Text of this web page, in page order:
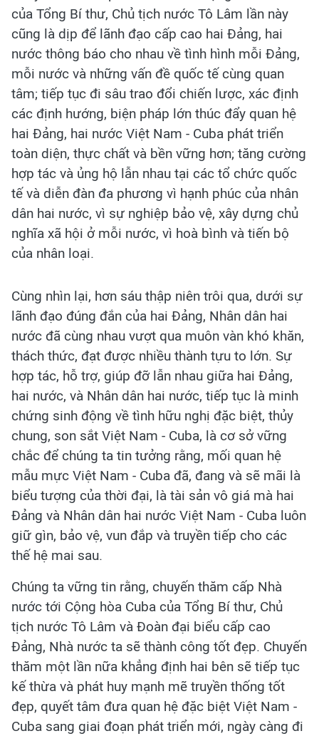
của Tổng Bí thư, Chủ tịch nước Tô Lâm lần này
cũng là dịp để lãnh đạo cấp cao hai Đảng, hai
nước thông báo cho nhau về tình hình mỗi Đảng,
mỗi nước và những vấn đề quốc tế cùng quan
tâm; tiếp tục đi sâu trao đổi chiến lược, xác định
các định hướng, biện pháp lớn thúc đẩy quan hệ
hai Đảng, hai nước Việt Nam - Cuba phát triển
toàn diện, thực chất và bền vững hơn; tăng cường
hợp tác và ủng hộ lẫn nhau tại các tổ chức quốc
tế và diễn đàn đa phương vì hạnh phúc của nhân
dân hai nước, vì sự nghiệp bảo vệ, xây dựng chủ
nghĩa xã hội ở mỗi nước, vì hoà bình và tiến bộ
của nhân loại.
Cùng nhìn lại, hơn sáu thập niên trôi qua, dưới sự
lãnh đạo đúng đắn của hai Đảng, Nhân dân hai
nước đã cùng nhau vượt qua muôn vàn khó khăn,
thách thức, đạt được nhiều thành tựu to lớn. Sự
hợp tác, hỗ trợ, giúp đỡ lẫn nhau giữa hai Đảng,
hai nước, và Nhân dân hai nước, tiếp tục là minh
chứng sinh động về tình hữu nghị đặc biệt, thủy
chung, son sắt Việt Nam - Cuba, là cơ sở vững
chắc để chúng ta tin tưởng rằng, mối quan hệ
mẫu mực Việt Nam - Cuba đã, đang và sẽ mãi là
biểu tượng của thời đại, là tài sản vô giá mà hai
Đảng và Nhân dân hai nước Việt Nam - Cuba luôn
giữ gìn, bảo vệ, vun đắp và truyền tiếp cho các
thế hệ mai sau.
Chúng ta vững tin rằng, chuyến thăm cấp Nhà
nước tới Cộng hòa Cuba của Tổng Bí thư, Chủ
tịch nước Tô Lâm và Đoàn đại biểu cấp cao
Đảng, Nhà nước ta sẽ thành công tốt đẹp. Chuyến
thăm một lần nữa khẳng định hai bên sẽ tiếp tục
kế thừa và phát huy mạnh mẽ truyền thống tốt
đẹp, quyết tâm đưa quan hệ đặc biệt Việt Nam -
Cuba sang giai đoạn phát triển mới, ngày càng đi